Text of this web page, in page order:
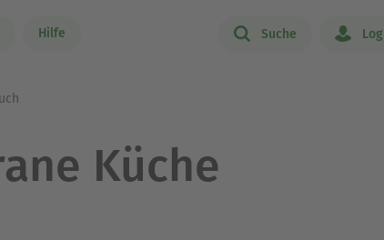
Hilfe Suche
Küche